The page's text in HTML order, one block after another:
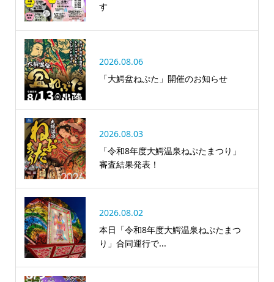
す
2026.08.06
「大鰐盆ねぷた」開催のお知らせ
2026.08.03
「令和8年度大鰐温泉ねぷたまつり」
審査結果発表！
2026.08.02
本日「令和8年度大鰐温泉ねぷたまつ
り」合同運行で...